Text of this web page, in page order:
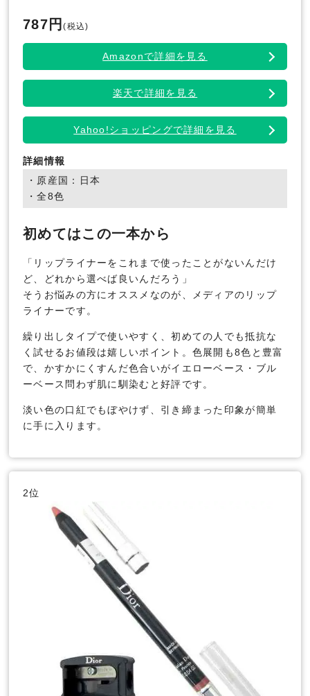
787円(税込)
Amazonで詳細を見る
楽天で詳細を見る
Yahoo!ショッピングで詳細を見る
詳細情報
・原産国：日本
・全8色
初めてはこの一本から
「リップライナーをこれまで使ったことがないんだけ
ど、どれから選べば良いんだろう」
そうお悩みの方にオススメなのが、メディアのリップ
ライナーです。
繰り出しタイプで使いやすく、初めての人でも抵抗な
く試せるお値段は嬉しいポイント。色展開も8色と豊富
で、かすかにくすんだ色合いがイエローベース・ブル
ーベース問わず肌に馴染むと好評です。
淡い色の口紅でもぼやけず、引き締まった印象が簡単
に手に入ります。
2位